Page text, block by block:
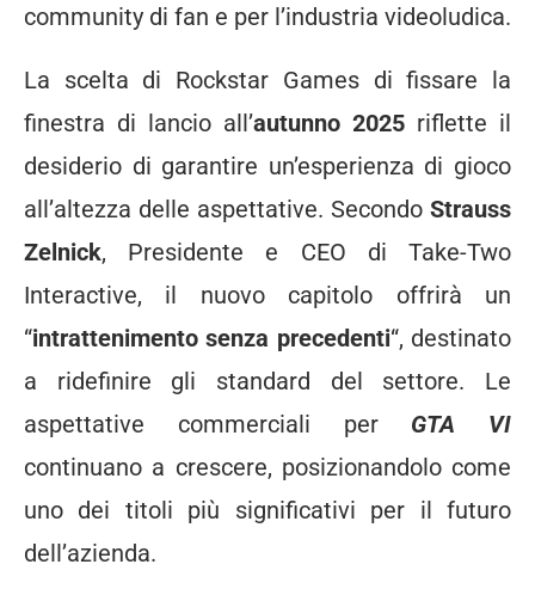
community di fan e per l’industria videoludica.
La scelta di Rockstar Games di fissare la
finestra di lancio all’autunno 2025 riflette il
desiderio di garantire un’esperienza di gioco
all’altezza delle aspettative. Secondo Strauss
Zelnick, Presidente e CEO di Take-Two
Interactive, il nuovo capitolo offrirà un
“intrattenimento senza precedenti“, destinato
a ridefinire gli standard del settore. Le
aspettative commerciali per GTA VI
continuano a crescere, posizionandolo come
uno dei titoli più significativi per il futuro
dell’azienda.